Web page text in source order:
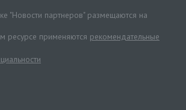
"Новости партнеров" размещаются на
ресурсе применяются рекомендательные